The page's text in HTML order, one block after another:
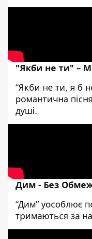
"Якби не ти" –
“Якби не ти, я б
романтична
душі.
Дим - Без
“Дим” уособлює
тримаються за